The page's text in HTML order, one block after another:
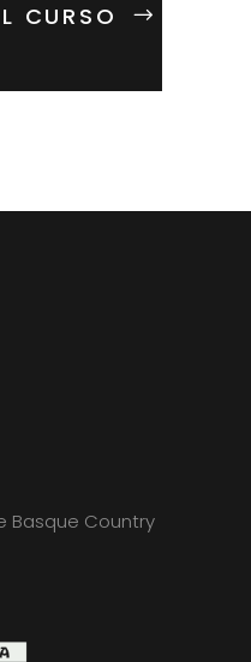
CURSO
Basque Country